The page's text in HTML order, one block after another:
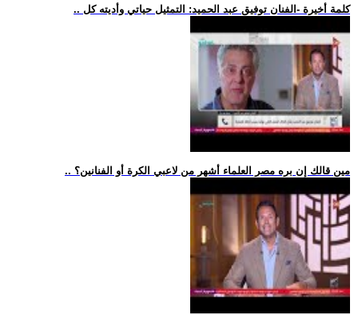
.. كلمة أخيرة -الفنان توفيق عبد الحميد: التمثيل حياتي وأديته كل
.. مين قالك إن بره مصر العلماء أشهر من لاعبي الكرة أو الفنانين؟